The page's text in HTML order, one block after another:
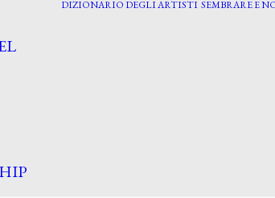
DIZIONARIO DEGLI ARTISTI SEMBRARE E